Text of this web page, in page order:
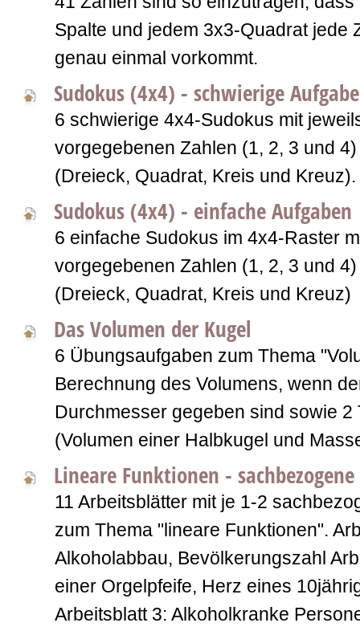
Spalte und jedem 3x3-Quadrat jede
genau einmal vorkommt.
Sudokus (4x4) - schwierige
6 schwierige 4x4-Sudokus mit
vorgegebenen Zahlen (1, 2, 3 und
(Dreieck, Quadrat, Kreis und Kreuz).
Sudokus (4x4) - einfache Aufgaben
6 einfache Sudokus im 4x4-Raster
vorgegebenen Zahlen (1, 2, 3 und
(Dreieck, Quadrat, Kreis und Kreuz)
Das Volumen der Kugel
6 Übungsaufgaben zum Thema
Berechnung des Volumens, wenn
Durchmesser gegeben sind sowie 2
(Volumen einer Halbkugel und
Lineare Funktionen -
11 Arbeitsblätter mit je 1-2
zum Thema "lineare Funktionen".
Alkoholabbau, Bevölkerungszahl
einer Orgelpfeife, Herz eines
Arbeitsblatt 3: Alkoholkranke